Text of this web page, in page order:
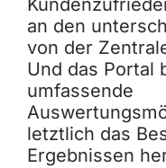
an den
von der
Und das Portal
umfassende
letztlich das
Ergebnissen